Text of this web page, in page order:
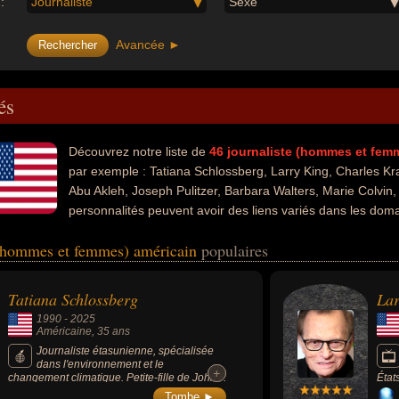
Avancée ►
Découvrez notre liste de 46 journaliste (hommes et
par exemple : Tatiana Schlossberg, Larry King, Charles
Abu Akleh, Joseph Pulitzer, Barbara Walters, Marie
personnalités peuvent avoir des liens variés dans les
photographie ou du sport. Ces célébrités peuvent également avoir
essayiste, médecin, polémiste, psychiatre, scientifique,
victime de meurtre, producteur, producteur de télévision,
ce qui concerne leurs nationalités au moment de leurs morts, ils
et femmes) américain populaires
Tatiana Schlossberg
1990 - 2025
Américaine, 35 ans
Journaliste étasunienne, spécialisée
dans l'environnement et le
changement climatique. Petite-fille de John F.
Kennedy et de Jacqueline Kennedy Onassis,
+
+